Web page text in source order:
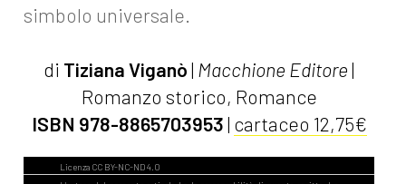
simbolo universale.
di Tiziana Viganò | Macchione Editore |
Romanzo storico, Romance
ISBN 978-8865703953 | cartaceo 12,75€